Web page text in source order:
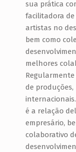
sua prática
facilitadora de
artistas no
bem como
melhores
de produções,
é a relação
empresário,
colaborativo